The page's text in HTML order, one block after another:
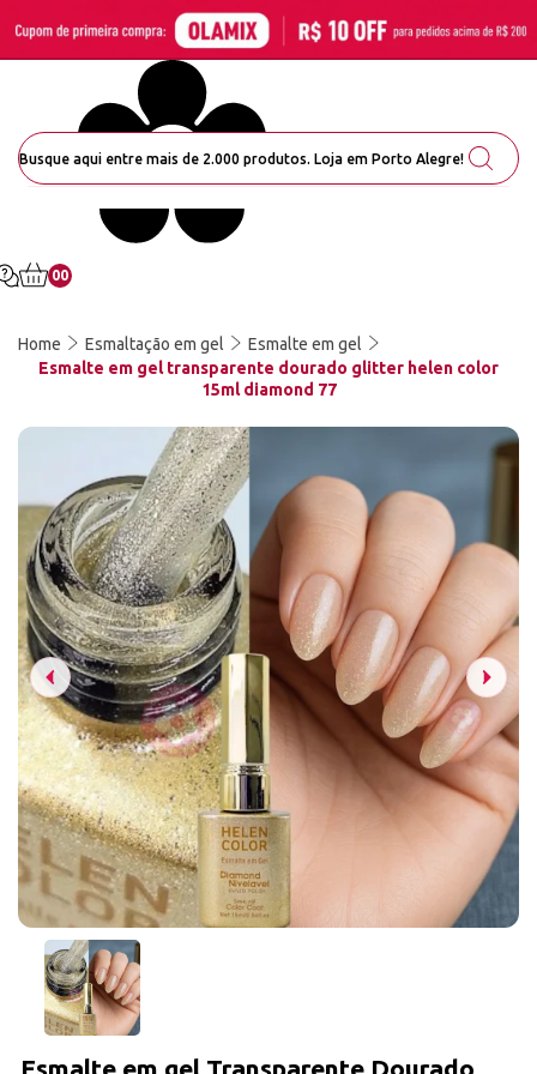
00
Home Esmaltação em gel
Esmalte em gel
Esmalte em gel transparente dourado glitter helen color
15ml diamond 77
Esmalte em gel Transparente Dourado